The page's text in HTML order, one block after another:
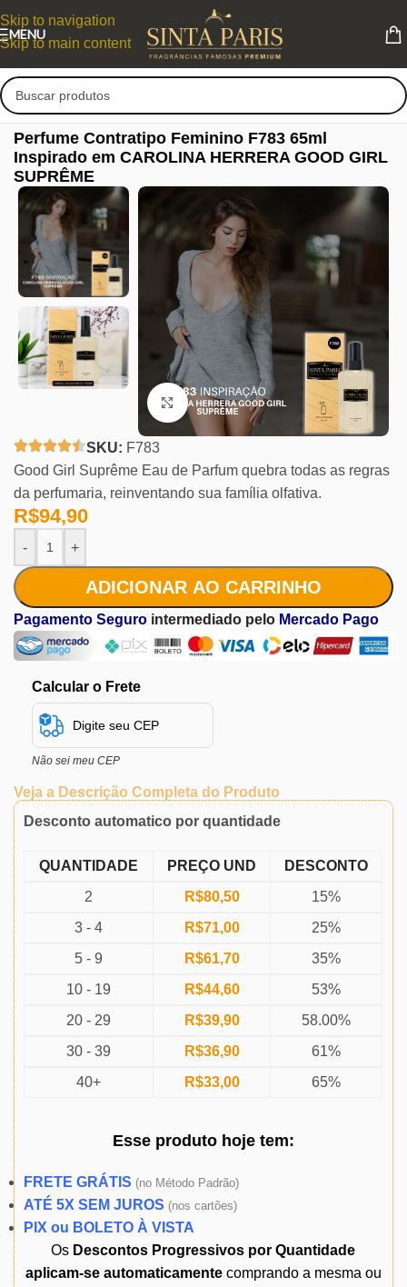
Skip to navigation
Skip to main content
MENU
Perfume Contratipo Feminino F783 65ml
Inspirado em CAROLINA HERRERA GOOD GIRL
SUPRÊME
Clique para ampliar
SKU: F783
Good Girl Suprême Eau de Parfum quebra todas as regras
da perfumaria, reinventando sua família olfativa.
R$94,90
- +
ADICIONAR AO CARRINHO
Pagamento Seguro intermediado pelo Mercado Pago
Calcular o Frete
Não sei meu CEP
Veja a Descrição Completa do Produto
Desconto automatico por quantidade
QUANTIDADE PREÇO UND
DESCONTO
2
R$80,50
15%
3 - 4
R$71,00
25%
5 - 9
R$61,70
35%
10 - 19
R$44,60
53%
20 - 29
R$39,90
58.00%
30 - 39
R$36,90
61%
40+
R$33,00 65%
Esse produto hojetem:
FRETE GRÁTIS (no Método Padrão)
ATÉ 5X SEM JUROS (nos cartões)
PIX ou BOLETO À VISTA
Os Descontos Progressivos por Quantidade
aplicam-se automaticamentecomprando a mesma ou